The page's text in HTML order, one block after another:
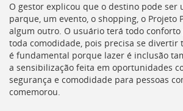
O gestor explicou que o destino pode ser
parque, um evento, o shopping, o Projeto
algum outro. O usuário terá todo
toda comodidade, pois precisa se divertir
é fundamental porque lazer é inclusão
a sensibilização feita em oportunidades
segurança e comodidade para pessoas
comemorou.